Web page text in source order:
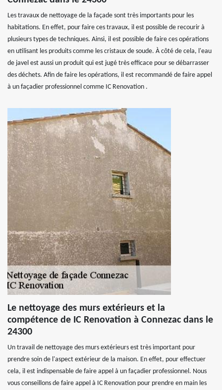
Les travaux de nettoyage de la façade sont très importants pour les
habitations. En effet, pour faire ces travaux, il est possible de recourir à
plusieurs types de techniques. Ainsi, il est possible de faire ces opérations
en utilisant les produits comme les cristaux de soude. À côté de cela, l'eau
de javel est aussi un produit qui est jugé très efficace pour se débarrasser
des déchets. Afin de faire les opérations, il est recommandé de faire appel
à un façadier professionnel comme IC Renovation .
Le nettoyage des murs extérieurs et la
compétence de IC Renovation à Connezac dans le
24300
Un travail de nettoyage des murs extérieurs est très important pour
prendre soin de l'aspect extérieur de la maison. En effet, pour effectuer
cela, il est indispensable de faire appel à un façadier professionnel. Nous
vous conseillons de faire appel à IC Renovation pour prendre en main les